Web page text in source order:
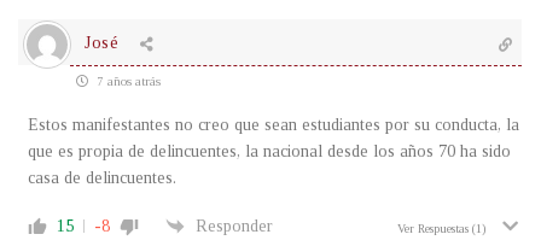
José
7 años atrás
Estos manifestantes no creo que sean estudiantes por su conducta, la
que es propia de delincuentes, la nacional desde los años 70 ha sido
casa de delincuentes.
15 -8 Responder Ver Respuestas (1)